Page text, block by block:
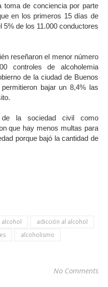
toma de conciencia por parte
en los primeros 15 días de
5% de los 11.000 conductores
reseñaron el menor número
controles de alcoholemia
de la ciudad de Buenos
bajar un 8,4% las
de la sociedad civil como
que hay menos multas para
porque bajó la cantidad de
alcohol
adicción al alcohol
alcoholismo
No Comments